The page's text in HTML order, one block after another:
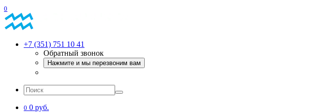
0
+7 (351) 751 10 41
Обратный звонок
Нажмите и мы перезвоним вам
0 0 руб.